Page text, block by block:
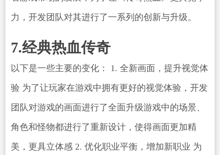
力，开发团队对其进行了一系列的创新与升级。
7.经典热血传奇
以下是一些主要的变化： 1. 全新画面，提升视觉体
验 为了让玩家在游戏中拥有更好的视觉体验，开发
团队对游戏的画面进行了全面升级游戏中的场景、
角色和怪物都进行了重新设计，使得画面更加精
美，更具立体感 2. 优化职业平衡，增加新职业 为